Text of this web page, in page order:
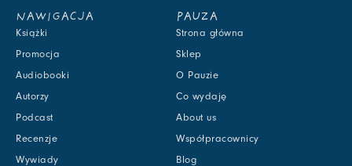
NAWIGACJA
Książki
Promocja
Audiobooki
Autorzy
Podcast
Recenzje
Wywiady
PAUZA
Strona główna
Sklep
O Pauzie
Co wydaję
About us
Współpracownicy
Blog